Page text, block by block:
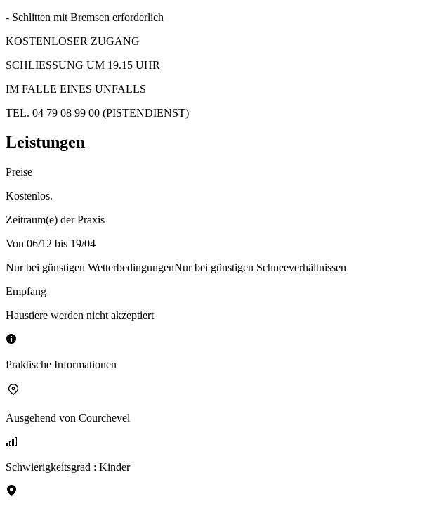
- Schlitten mit Bremsen erforderlich
KOSTENLOSER ZUGANG
SCHLIESSUNG UM 19.15 UHR
IM FALLE EINES UNFALLS
TEL. 04 79 08 99 00 (PISTENDIENST)
Leistungen
Preise
Kostenlos.
Zeitraum(e) der Praxis
Von 06/12 bis 19/04
Nur bei günstigen WetterbedingungenNur bei günstigen Schneeverhältnissen
Empfang
Haustiere werden nicht akzeptiert
Praktische Informationen
Ausgehend von Courchevel
Schwierigkeitsgrad : Kinder